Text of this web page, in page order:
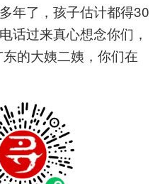
年了，孩子估计都得30
话过来真心想念你们，
的大姨二姨，你们在